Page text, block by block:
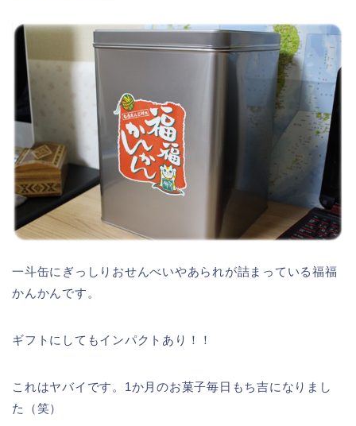
一斗缶にぎっしりおせんべいやあられが詰まっている福福
かんかんです。
ギフトにしてもインパクトあり！！
これはヤバイです。1か月のお菓子毎日もち吉になりまし
た（笑）